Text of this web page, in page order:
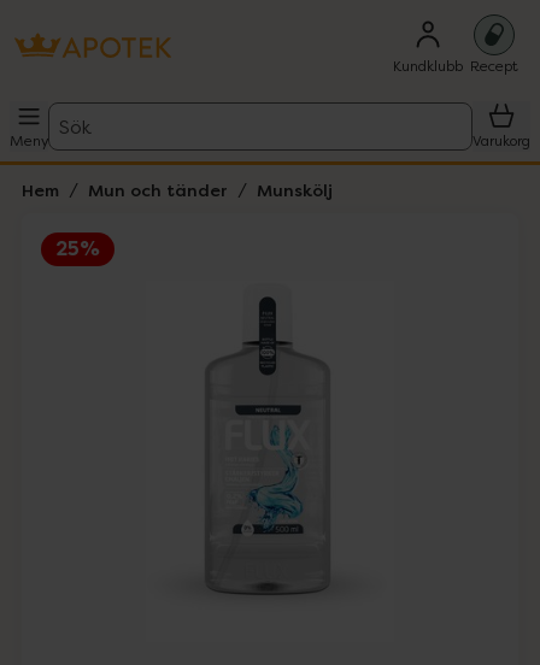
Kundklubb Recept
Meny
Sök
Varukorg
Hem Mun och tänder Munskölj
25%
Lista: . Innehåller 1 objekt.